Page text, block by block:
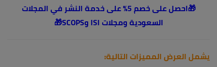
🎁
احصل على خصم 5% على خدمة النشر في المجلات
السعودية ومجلات ISI وSCOPS
🎁
يشمل العرض المميزات التالية: